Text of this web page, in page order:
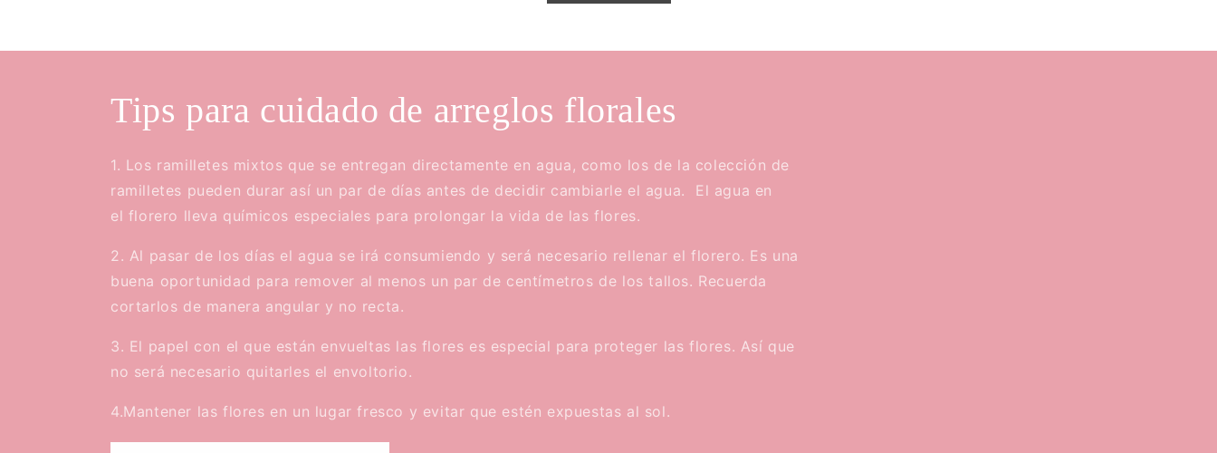
Tips para cuidado de arreglos florales
1. Los ramilletes mixtos que se entregan directamente en agua, como los de la colección de
ramilletes pueden durar así un par de días antes de decidir cambiarle el agua. El agua en
el florero lleva químicos especiales para prolongar la vida de las flores.
2. Al pasar de los días el agua se irá consumiendo y será necesario rellenar el florero. Es una
buena oportunidad para remover al menos un par de centímetros de los tallos. Recuerda
cortarlos de manera angular y no recta.
3. El papel con el que están envueltas las flores es especial para proteger las flores. Así que
no será necesario quitarles el envoltorio.
4.Mantener las flores en un lugar fresco y evitar que estén expuestas al sol.